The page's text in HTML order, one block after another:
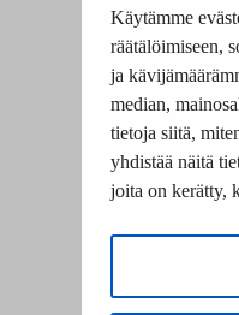
Käytämme
räätälöimiseen,
ja
median,
tietoja siitä,
yhdistää näitä
joita on kerätty,